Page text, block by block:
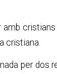
cristiana.
per dos